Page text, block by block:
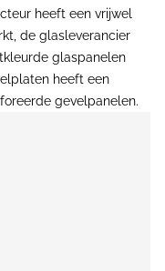
heeft een vrijwel
de glasleverancier
glaspanelen
heeft een
gevelpanelen.